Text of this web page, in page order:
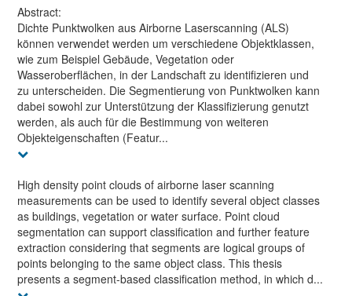
Abstract:
Dichte Punktwolken aus Airborne Laserscanning (ALS)
können verwendet werden um verschiedene Objektklassen,
wie zum Beispiel Gebäude, Vegetation oder
Wasseroberflächen, in der Landschaft zu identifizieren und
zu unterscheiden. Die Segmentierung von Punktwolken kann
dabei sowohl zur Unterstützung der Klassifizierung genutzt
werden, als auch für die Bestimmung von weiteren
Objekteigenschaften (Featur...
High density point clouds of airborne laser scanning
measurements can be used to identify several object classes
as buildings, vegetation or water surface. Point cloud
segmentation can support classification and further feature
extraction considering that segments are logical groups of
points belonging to the same object class. This thesis
presents a segment-based classification method, in which d...